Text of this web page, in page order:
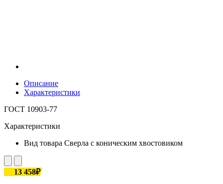
Описание
Характеристики
ГОСТ 10903-77
Характеристики
Вид товара Сверла с коническим хвостовиком
13 458₽